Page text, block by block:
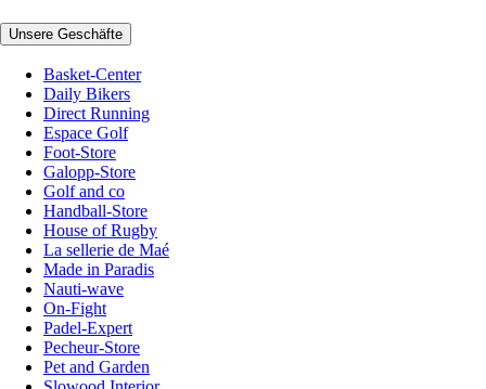
Unsere Geschäfte
Basket-Center
Daily Bikers
Direct Running
Espace Golf
Foot-Store
Galopp-Store
Golf and co
Handball-Store
House of Rugby
La sellerie de Maé
Made in Paradis
Nauti-wave
On-Fight
Padel-Expert
Pecheur-Store
Pet and Garden